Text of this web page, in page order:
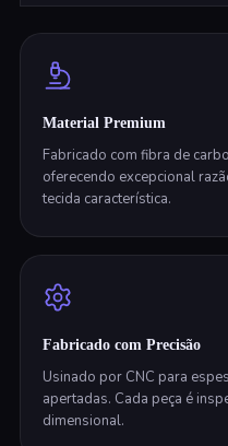
Material Premium
Fabricado com fibra de
oferecendo excepcional
tecida característica.
Fabricado com Precisão
Usinado por CNC para
apertadas. Cada peça é
dimensional.